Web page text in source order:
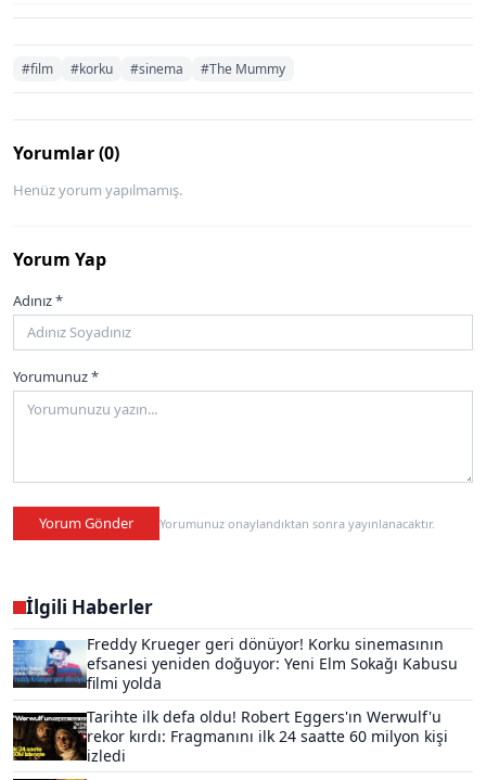
#film #korku #sinema #The Mummy
Yorumlar (0)
Henüz yorum yapılmamış.
Yorum Yap
Adınız *
Yorumunuz *
Yorum Gönder Yorumunuz onaylandıktan sonra yayınlanacaktır.
İlgili Haberler
Freddy Krueger geri dönüyor! Korku sinemasının
efsanesi yeniden doğuyor: Yeni Elm Sokağı Kabusu
filmi yolda
Tarihte ilk defa oldu! Robert Eggers'ın Werwulf'u
rekor kırdı: Fragmanını ilk 24 saatte 60 milyon kişi
izledi